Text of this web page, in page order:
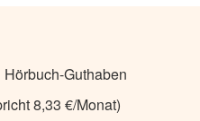
Guthaben
8,33 €/Monat)